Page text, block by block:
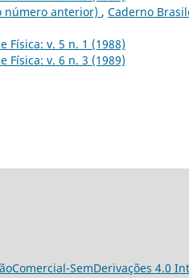
número anterior) , Caderno
Física: v. 5 n. 1 (1988)
Física: v. 6 n. 3 (1989)
SemDerivações 4.0